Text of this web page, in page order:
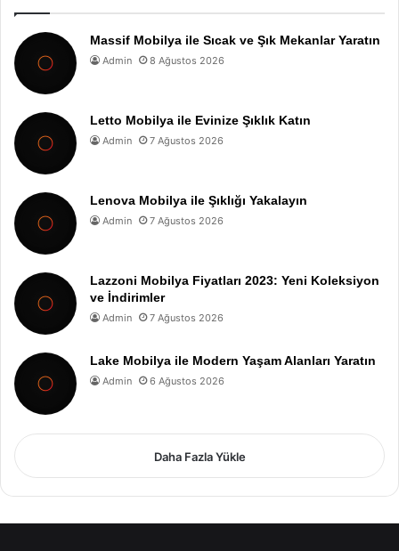
Massif Mobilya ile Sıcak ve Şık Mekanlar Yaratın
Admin 8 Ağustos 2026
Letto Mobilya ile Evinize Şıklık Katın
Admin 7 Ağustos 2026
Lenova Mobilya ile Şıklığı Yakalayın
Admin 7 Ağustos 2026
Lazzoni Mobilya Fiyatları 2023: Yeni Koleksiyon
ve İndirimler
Admin 7 Ağustos 2026
Lake Mobilya ile Modern Yaşam Alanları Yaratın
Admin 6 Ağustos 2026
Daha Fazla Yükle